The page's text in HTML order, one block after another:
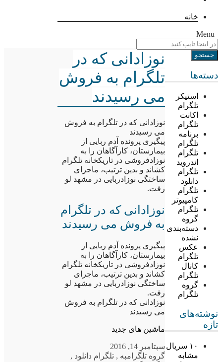
خانه
Menu
دسته‌ها
استیکر
تلگرام
اکانت
تلگرام
برنامه
تلگرام
تلگرام
اندروید
تلگرام
دانلود
تلگرام
کامپیوتر
تلگرام
گروه
دسته‌بندی
نشده
عکس
تلگرام
کانال
تلگرام
گروه
تلگرام
نوشته‌های
تازه
۱۰ سریال
مشابه
نوزادانی که در
تلگرام به فروش
می رسیدند
نوزادانی که در تلگرام به فروش
می رسیدند
پیگیری پرونده آدم ربایی از
بیمارستان، کارآگاهان را به
نوزادفروشی در تاریکخانه تلگرام
کشاند و بدین ترتیب، ماجرای
ساختگی نوزادربایی در مشهد لو
رفت.
نوزادانی که در تلگرام
به فروش می رسیدند
پیگیری پرونده آدم ربایی از
بیمارستان، کارآگاهان را به
نوزادفروشی در تاریکخانه تلگرام
کشاند و بدین ترتیب، ماجرای
ساختگی نوزادربایی در مشهد لو
رفت.
نوزادانی که در تلگرام به فروش
می رسیدند
ماشین های جدید
سپتامبر 14, 2016
گروه تلگرامبه , تلگرام دانلود ,